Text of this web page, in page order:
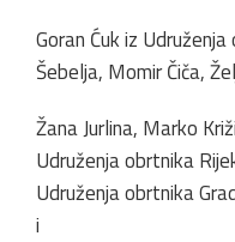
Goran Ćuk iz
Šebelja, Momir Čiča,
Žana Jurlina, Marko
Udruženja obrtnika
Udruženja obrtnika
i